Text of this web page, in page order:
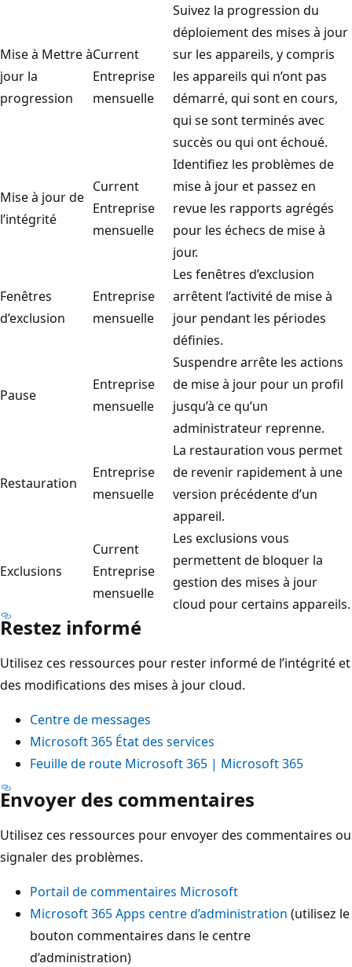
Mise à Mettre à
jour la
progression
Current
Entreprise
mensuelle
Suivez la progression du
déploiement des mises à jour
sur les appareils, y compris
les appareils qui n’ont pas
démarré, qui sont en cours,
qui se sont terminés avec
succès ou qui ont échoué.
Mise à jour de
l’intégrité
Current
Entreprise
mensuelle
Identifiez les problèmes de
mise à jour et passez en
revue les rapports agrégés
pour les échecs de mise à
jour.
Fenêtres
d’exclusion
Entreprise
mensuelle
Les fenêtres d’exclusion
arrêtent l’activité de mise à
jour pendant les périodes
définies.
Pause
Entreprise
mensuelle
Suspendre arrête les actions
de mise à jour pour un profil
jusqu’à ce qu’un
administrateur reprenne.
Restauration
Entreprise
mensuelle
La restauration vous permet
de revenir rapidement à une
version précédente d’un
appareil.
Exclusions
Current
Entreprise
mensuelle
Les exclusions vous
permettent de bloquer la
gestion des mises à jour
cloud pour certains appareils.
Restez informé
Utilisez ces ressources pour rester informé de l’intégrité et
des modifications des mises à jour cloud.
Centre de messages
Microsoft 365 État des services
Feuille de route Microsoft 365 | Microsoft 365
Envoyer des commentaires
Utilisez ces ressources pour envoyer des commentaires ou
signaler des problèmes.
Portail de commentaires Microsoft
Microsoft 365 Apps centre d’administration (utilisez le
bouton commentaires dans le centre
d’administration)